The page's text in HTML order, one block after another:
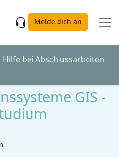
Melde dich an
bei Abschlussarbeiten
GIS -